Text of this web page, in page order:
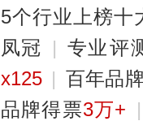
5个行业上榜十
凤冠 | 专业​评
x125 | 百年品
品牌得票3万+